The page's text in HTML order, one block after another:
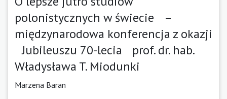
polonistycznych w świecie –
międzynarodowa konferencja z okazji
Jubileuszu 70-lecia prof. dr. hab.
Władysława T. Miodunki
Marzena Baran